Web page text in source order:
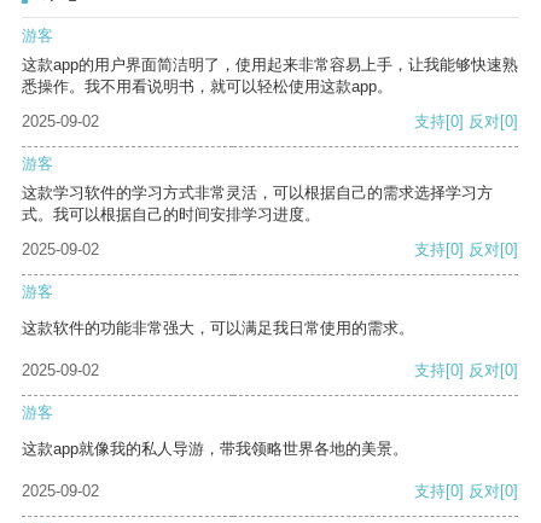
游客
这款app的用户界面简洁明了，使用起来非常容易上手，让我能够快速熟
悉操作。我不用看说明书，就可以轻松使用这款app。
2025-09-02
支持[0] 反对[0]
游客
这款学习软件的学习方式非常灵活，可以根据自己的需求选择学习方
式。我可以根据自己的时间安排学习进度。
2025-09-02
支持[0] 反对[0]
游客
这款软件的功能非常强大，可以满足我日常使用的需求。
2025-09-02 支持[0] 反对[0]
游客
这款app就像我的私人导游，带我领略世界各地的美景。
2025-09-02 支持[0] 反对[0]